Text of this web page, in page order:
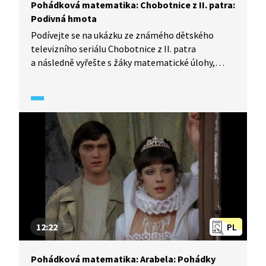
Pohádková matematika: Chobotnice z II. patra:
Podivná hmota
Podívejte se na ukázku ze známého dětského
televizního seriálu Chobotnice z II. patra
a následně vyřešte s žáky matematické úlohy,
ze které vymodelují dvě chobotničky. K jejich
překvapení jsou zábavnější, než si mysleli.
Dokážou žáci na základě slovní úlohy spočítat,
kolik váží jejich chapadélka? S chobotničkami jsou
také trable a dětem neustále utíkají, zkuste s žáky
spočítat, jak dlouho Honzíkovi trvalo je najít...
PL
12:22
Pohádková matematika: Arabela: Pohádky